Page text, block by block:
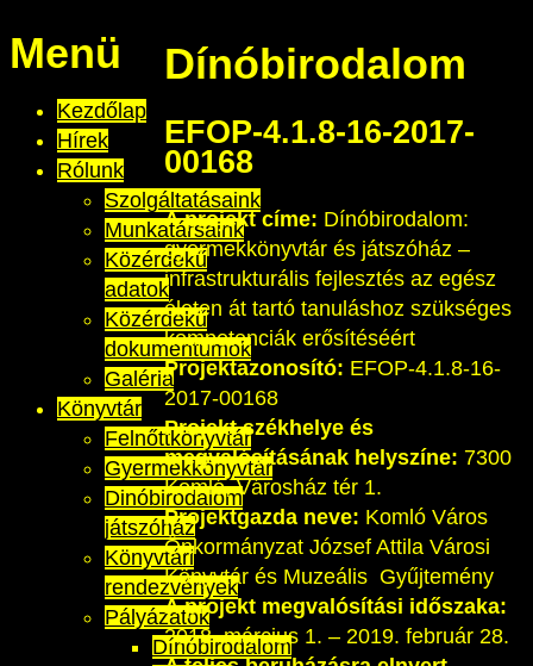
Menü
Kezdőlap
Hírek
Rólunk
Szolgáltatásaink
Munkatársaink
Közérdekű
adatok
Közérdekű
dokumentumok
Galéria
Könyvtár
Felnőttkönyvtár
Gyermekkönyvtár
Dinóbirodalom
játszóház
Könyvtári
rendezvények
Pályázatok
Dínóbirodalom
Dínóbirodalom
EFOP-4.1.8-16-2017-
00168
A projekt címe: Dínóbirodalom:
gyermekkönyvtár és játszóház –
infrastrukturális fejlesztés az egész
életen át tartó tanuláshoz szükséges
kompetenciák erősítéséért
Projektazonosító: EFOP-4.1.8-16-
2017-00168
Projekt székhelye és
megvalósításának helyszíne: 7300
Komló, Városház tér 1.
Projektgazda neve: Komló Város
Önkormányzat József Attila Városi
Könyvtár és Muzeális Gyűjtemény
A projekt megvalósítási időszaka:
2018. március 1. – 2019. február 28.